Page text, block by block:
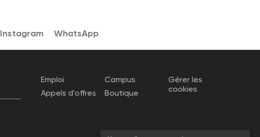
Instagram WhatsApp
Emploi
Appels d'offres
Campus
Boutique
Gérer les
cookies